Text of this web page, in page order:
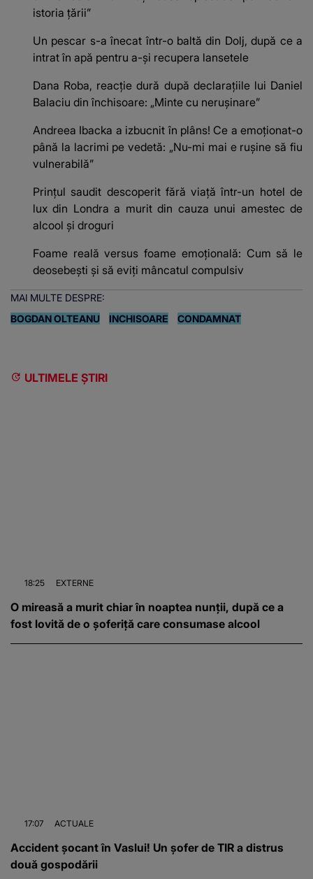
istoria ţării”
Un pescar s-a înecat într-o baltă din Dolj, după ce a
intrat în apă pentru a-și recupera lansetele
Dana Roba, reacție dură după declarațiile lui Daniel
Balaciu din închisoare: „Minte cu nerușinare”
Andreea Ibacka a izbucnit în plâns! Ce a emoționat-o
până la lacrimi pe vedetă: „Nu-mi mai e rușine să fiu
vulnerabilă”
Prințul saudit descoperit fără viață într-un hotel de
lux din Londra a murit din cauza unui amestec de
alcool și droguri
Foame reală versus foame emoțională: Cum să le
deosebești și să eviți mâncatul compulsiv
MAI MULTE DESPRE:
BOGDAN OLTEANU
INCHISOARE CONDAMNAT
ULTIMELE ȘTIRI
18:25 EXTERNE
O mireasă a murit chiar în noaptea nunții, după ce a
fost lovită de o șoferiță care consumase alcool
17:07 ACTUALE
Accident șocant în Vaslui! Un șofer de TIR a distrus
două gospodării